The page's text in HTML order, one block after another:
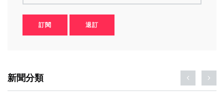
訂閱 退訂
新聞分類